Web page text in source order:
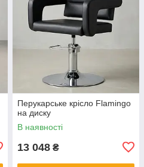
Перукарське крісло Flamingo
на диску
В наявності
13 048 ₴